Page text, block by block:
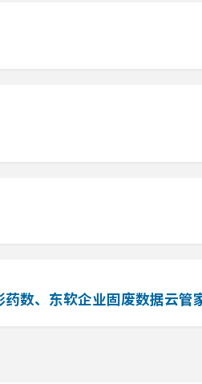
数、东软企业固废数据云管